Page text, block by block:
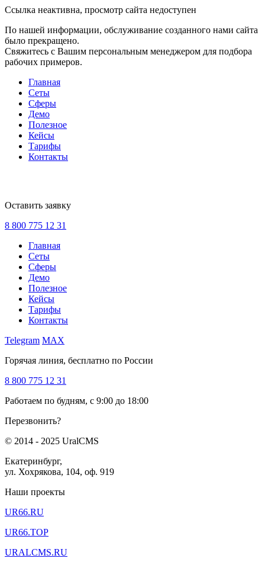
Ссылка неактивна, просмотр сайта недоступен
По нашей информации, обслуживание созданного нами сайта
было прекращено.
Свяжитесь с Вашим персональным менеджером для подбора
рабочих примеров.
Главная
Сеты
Сферы
Демо
Полезное
Кейсы
Тарифы
Контакты
Оставить заявку
8 800 775 12 31
Главная
Сеты
Сферы
Демо
Полезное
Кейсы
Тарифы
Контакты
Telegram MAX
Горячая линия, бесплатно по России
8 800 775 12 31
Работаем по будням, с 9:00 до 18:00
Перезвонить?
© 2014 - 2025 UralCMS
Екатеринбург,
ул. Хохрякова, 104, оф. 919
Наши проекты
UR66.RU
UR66.TOP
URALCMS.RU